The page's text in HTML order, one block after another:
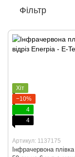
Фільтр
Хіт
−10%
4
4
Артикул: 1137175
Інфрачервона